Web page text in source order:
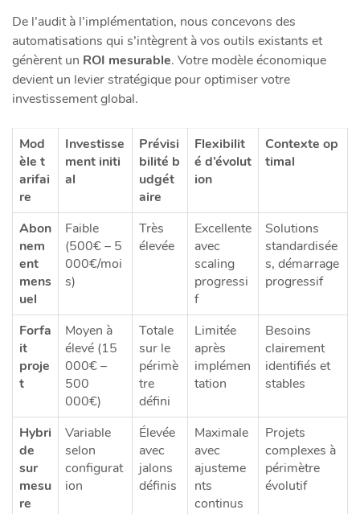
De l’audit à l’implémentation, nous concevons des
automatisations qui s’intègrent à vos outils existants et
génèrent un ROI mesurable. Votre modèle économique
devient un levier stratégique pour optimiser votre
investissement global.
Mod
èle t
arifai
re
Investisse
ment initi
al
Prévisi
bilité b
udgét
aire
Flexibilit
é d’évolut
ion
Contexte op
timal
Abon
nem
ent
mens
uel
Faible
(500€ – 5
000€/moi
s)
Très
élevée
Excellente
avec
scaling
progressi
f
Solutions
standardisée
s, démarrage
progressif
Forfa
it
proje
t
Moyen à
élevé (15
000€ –
500
000€)
Totale
sur le
périmè
tre
défini
Limitée
après
implémen
tation
Besoins
clairement
identifiés et
stables
Hybri
de
sur
mesu
re
Variable
selon
configurat
ion
Élevée
avec
jalons
définis
Maximale
avec
ajusteme
nts
continus
Projets
complexes à
périmètre
évolutif